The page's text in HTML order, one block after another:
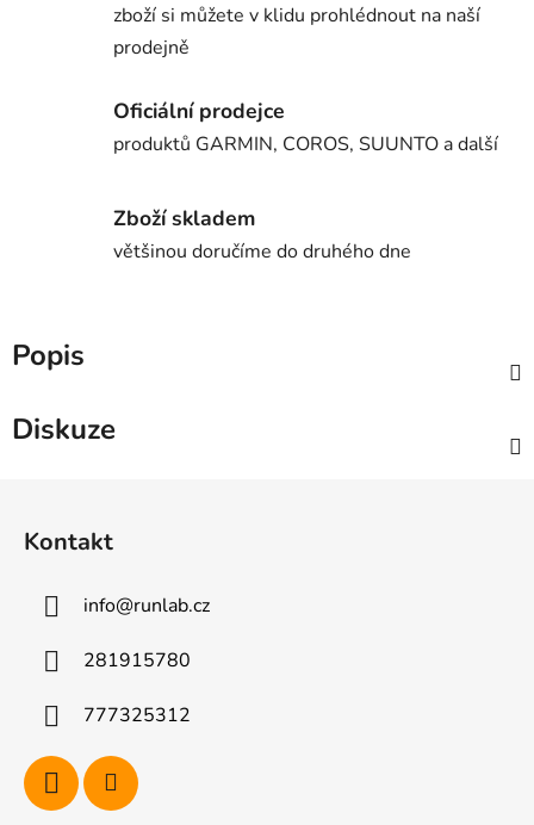
zboží si můžete v klidu prohlédnout na naší
prodejně
Oficiální prodejce
produktů GARMIN, COROS, SUUNTO a další
Zboží skladem
většinou doručíme do druhého dne
Popis
Diskuze
Kontakt
info@runlab.cz
281915780
777325312